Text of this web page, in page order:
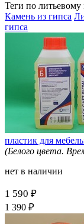
Теги по
Камень из гипса
гипса
пластик для
(Белого цвета.
нет в наличии
1 590 ₽
1 390 ₽